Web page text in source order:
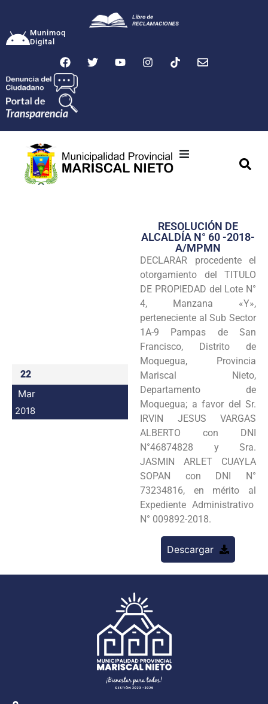
Munimoq
Digital
Transparencia
Seguridad
Programas
Intranet
22
Mar
2018
RESOLUCIÓN DE
ALCALDÍA N° 60 -2018-
A/MPMN
DECLARAR procedente el
otorgamiento del TITULO
DE PROPIEDAD del Lote N°
4, Manzana «Y»,
perteneciente al Sub Sector
1A-9 Pampas de San
Francisco, Distrito de
Moquegua, Provincia
Mariscal Nieto,
Departamento de
Moquegua; a favor del Sr.
IRVIN JESUS VARGAS
ALBERTO con DNI
N°46874828 y Sra.
JASMIN ARLET CUAYLA
SOPAN con DNI N°
73234816, en mérito al
Expediente Administrativo
N° 009892-2018.
Descargar